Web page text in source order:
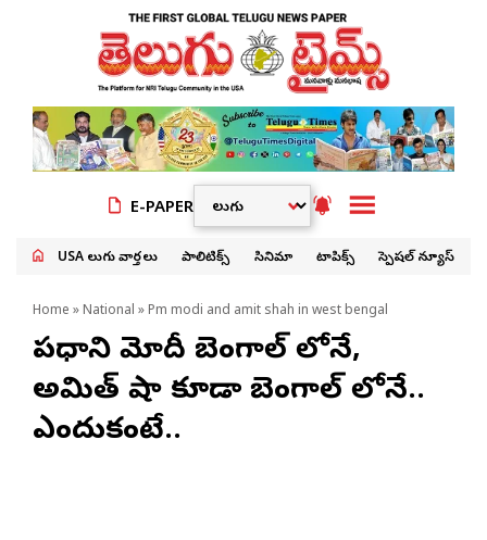
E-PAPER
USA తెలుగు వార్తలు పాలిటిక్స్ సినిమా టాపిక్స్ స్పెషల్ న్యూస్
Home » National » Pm modi and amit shah in west bengal
ప్రధాని మోదీ బెంగాల్ లోనే,
అమిత్ షా కూడా బెంగాల్ లోనే..
ఎందుకంటే..